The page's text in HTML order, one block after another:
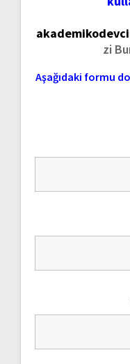
zi
Aşağıdaki formu